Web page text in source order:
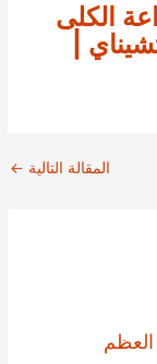
الكلى
|
المقالة التالية ←